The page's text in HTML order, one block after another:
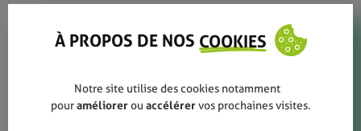
municipalia 2023
À PROPOS DE NOS COOKIES
Notre site utilise des cookies notamment
pouraméliorerou accélérervos prochaines visites.